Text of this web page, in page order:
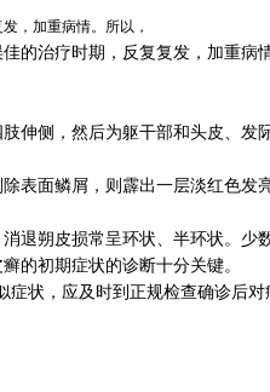
，加重病情。所以，
治疗时期，反复复发，加重病
侧，然后为躯干部和头皮、发
面鳞屑，则霹出一层淡红色发
朔皮损常呈环状、半环状。少
的初期症状的诊断十分关键。
状，应及时到正规检查确诊后